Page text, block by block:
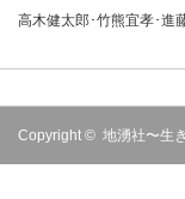
高木健太郎･竹熊宜孝･進
Copyright © 地湧社〜生